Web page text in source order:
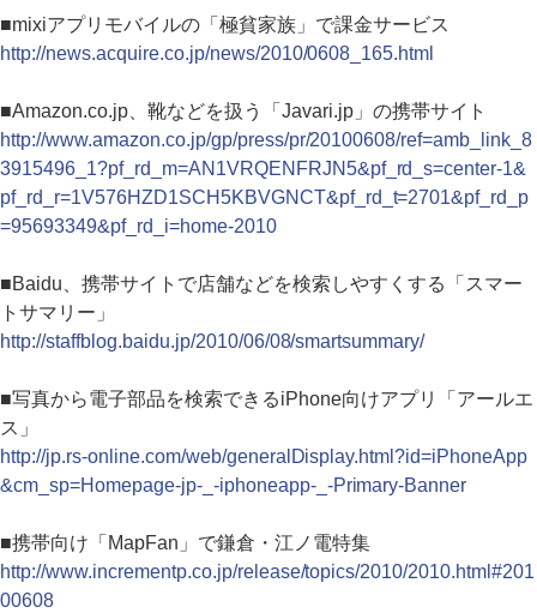
■mixiアプリモバイルの「極貧家族」で課金サービス
http://news.acquire.co.jp/news/2010/0608_165.html
■Amazon.co.jp、靴などを扱う「Javari.jp」の携帯サイト
http://www.amazon.co.jp/gp/press/pr/20100608/ref=amb_link_8
3915496_1?pf_rd_m=AN1VRQENFRJN5&pf_rd_s=center-1&
pf_rd_r=1V576HZD1SCH5KBVGNCT&pf_rd_t=2701&pf_rd_p
=95693349&pf_rd_i=home-2010
■Baidu、携帯サイトで店舗などを検索しやすくする「スマー
トサマリー」
http://staffblog.baidu.jp/2010/06/08/smartsummary/
■写真から電子部品を検索できるiPhone向けアプリ「アールエ
ス」
http://jp.rs-online.com/web/generalDisplay.html?id=iPhoneApp
&cm_sp=Homepage-jp-_-iphoneapp-_-Primary-Banner
■携帯向け「MapFan」で鎌倉・江ノ電特集
http://www.incrementp.co.jp/release/topics/2010/2010.html#201
00608